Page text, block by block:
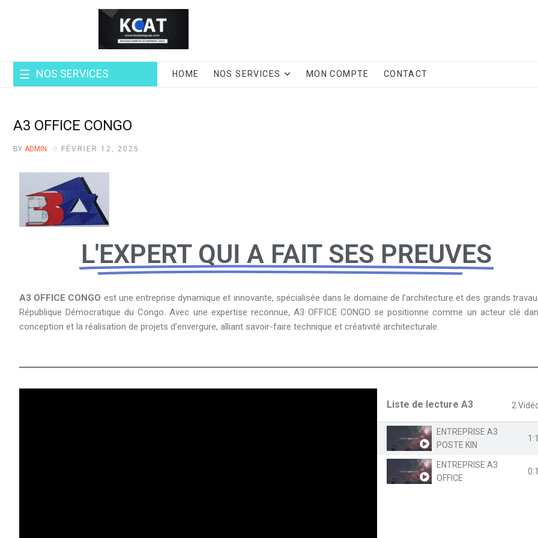
NOS SERVICES HOME NOS SERVICES MON COMPTE CONTACT
A3 OFFICE CONGO
BY ADMIN FÉVRIER 12, 2025
L'EXPERT QUI A FAIT SES PREUVES
A3 OFFICE CONGO est une entreprise dynamique et innovante, spécialisée dans le domaine de l’architecture et des grands
République Démocratique du Congo. Avec une expertise reconnue, A3 OFFICE CONGO se positionne comme un acteur clé
conception et la réalisation de projets d’envergure, alliant savoir-faire technique et créativité architecturale.
Liste de lecture A3 2
ENTREPRISE A3
POSTE KIN
ENTREPRISE A3
OFFICE